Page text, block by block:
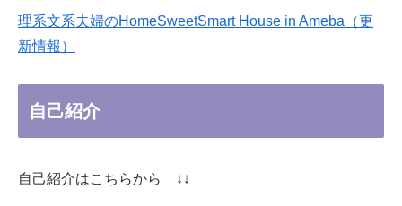
理系文系夫婦のHomeSweetSmart House in Ameba（更
新情報）
自己紹介
自己紹介はこちらから ↓↓